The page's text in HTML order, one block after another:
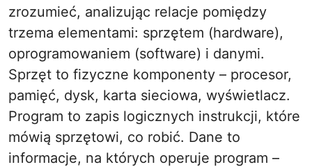
zrozumieć, analizując relacje pomiędzy
trzema elementami: sprzętem (hardware),
oprogramowaniem (software) i danymi.
Sprzęt to fizyczne komponenty – procesor,
pamięć, dysk, karta sieciowa, wyświetlacz.
Program to zapis logicznych instrukcji, które
mówią sprzętowi, co robić. Dane to
informacje, na których operuje program –